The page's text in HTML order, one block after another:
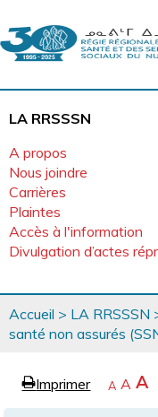
LA RRSSSN
A propos
Nous joindre
Carrières
Plaintes
Accès à l'information
Divulgation d’actes
Vous
êtes
ici
Accueil > LA RRSSSN
santé non assurés
eImprimerpageRétrécir
A
à
A
la
A